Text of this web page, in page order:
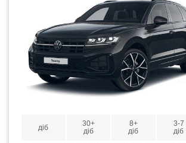
діб
30+
діб
8+
діб
3-7
діб